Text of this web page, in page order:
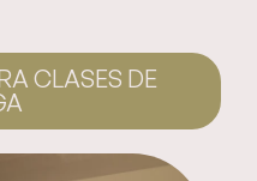
CLASES DE